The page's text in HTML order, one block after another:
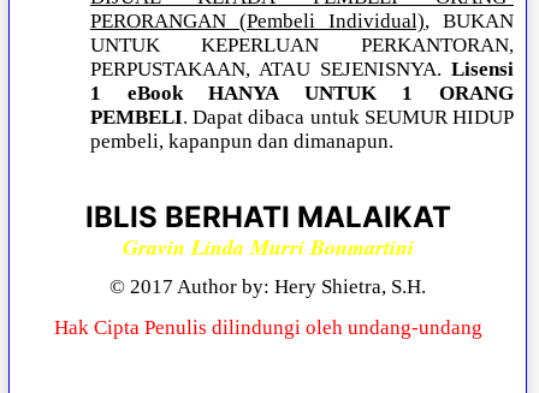
PERORANGAN (Pembeli Individual), BUKAN
UNTUK KEPERLUAN PERKANTORAN,
PERPUSTAKAAN, ATAU SEJENISNYA. Lisensi
1 eBook HANYA UNTUK 1 ORANG
PEMBELI. Dapat dibaca untuk SEUMUR HIDUP
pembeli, kapanpun dan dimanapun.
IBLIS BERHATI MALAIKAT
Gravin Linda Murri Bonmartini
© 2017 Author by: Hery Shietra, S.H.
Hak Cipta Penulis dilindungi oleh undang-undang